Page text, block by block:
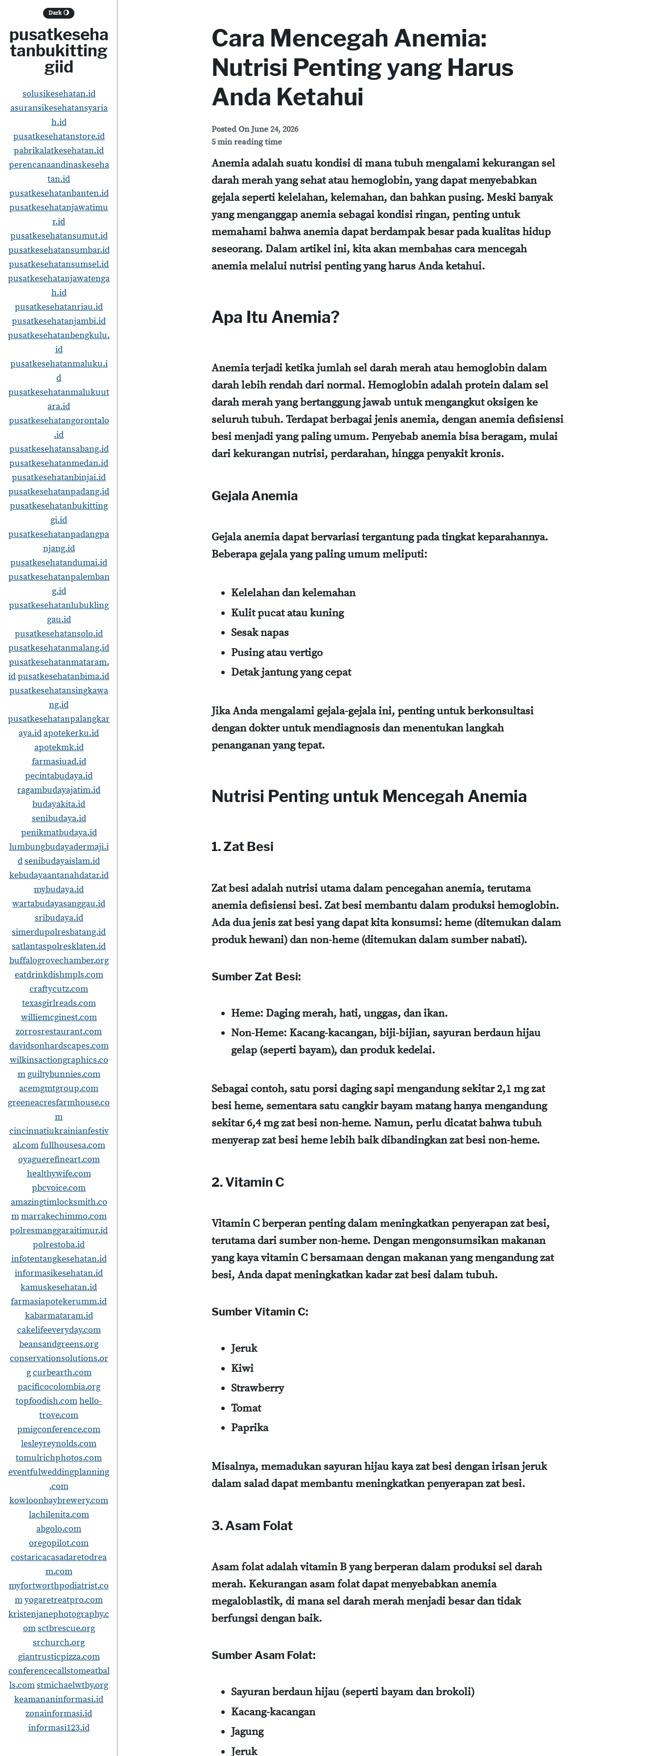
Dark 🌖
pusatkeseha
tanbukitting
giid
solusikesehatan.id
asuransikesehatansyaria
h.id
pusatkesehatanstore.id
pabrikalatkesehatan.id
perencanaandinaskeseha
tan.id
pusatkesehatanbanten.id
pusatkesehatanjawatimu
r.id
pusatkesehatansumut.id
pusatkesehatansumbar.id
pusatkesehatansumsel.id
pusatkesehatanjawatenga
h.id
pusatkesehatanriau.id
pusatkesehatanjambi.id
pusatkesehatanbengkulu.
id
pusatkesehatanmaluku.i
d
pusatkesehatanmalukuut
ara.id
pusatkesehatangorontalo
.id
pusatkesehatansabang.id
pusatkesehatanmedan.id
pusatkesehatanbinjai.id
pusatkesehatanpadang.id
pusatkesehatanbukitting
gi.id
pusatkesehatanpadangpa
njang.id
pusatkesehatandumai.id
pusatkesehatanpalemban
g.id
pusatkesehatanlubukling
gau.id
pusatkesehatansolo.id
pusatkesehatanmalang.id
pusatkesehatanmataram.
idpusatkesehatanbima.id
pusatkesehatansingkawa
ng.id
pusatkesehatanpalangkar
aya.id apotekerku.id
apotekmk.id
farmasiuad.id
pecintabudaya.id
ragambudayajatim.id
budayakita.id
senibudaya.id
penikmatbudaya.id
lumbungbudayadermaji.i
dsenibudayaislam.id
kebudayaantanahdatar.id
mybudaya.id
wartabudayasanggau.id
sribudaya.id
simerdupolresbatang.id
satlantaspolresklaten.id
buffalogrovechamber.org
eatdrinkdishmpls.com
craftycutz.com
texasgirlreads.com
williemcginest.com
zorrosrestaurant.com
davidsonhardscapes.com
wilkinsactiongraphics.co
m guiltybunnies.com
acemgmtgroup.com
greeneacresfarmhouse.co
m
cincinnatiukrainianfestiv
al.comfullhousesa.com
oyaguerefineart.com
healthywife.com
pbcvoice.com
amazingtimlocksmith.co
mmarrakechimmo.com
polresmanggaraitimur.id
polrestoba.id
infotentangkesehatan.id
informasikesehatan.id
kamuskesehatan.id
farmasiapotekerumm.id
kabarmataram.id
cakelifeeveryday.com
beansandgreens.org
conservationsolutions.or
gcurbearth.com
pacificocolombia.org
topfoodish.comhello-
trove.com
pmigconference.com
lesleyreynolds.com
tomulrichphotos.com
eventfulweddingplanning
.com
kowloonbaybrewery.com
lachilenita.com
abgolo.com
oregopilot.com
costaricacasadaretodrea
m.com
myfortworthpodiatrist.co
myogaretreatpro.com
kristenjanephotography.c
omsctbrescue.org
srchurch.org
giantrusticpizza.com
conferencecallstomeatbal
ls.comstmichaelwtby.org
keamananinformasi.id
zonainformasi.id
informasi123.id
Cara Mencegah Anemia:
Nutrisi Penting yang Harus
Anda Ketahui
Posted OnJune 24, 2026
5 min reading time
Anemia adalah suatu kondisi di mana tubuh mengalami kekurangan sel
darah merah yang sehat atau hemoglobin, yang dapat menyebabkan
gejala seperti kelelahan, kelemahan, dan bahkan pusing. Meski banyak
yang menganggap anemia sebagai kondisi ringan, penting untuk
memahami bahwa anemia dapat berdampak besar pada kualitas hidup
seseorang. Dalam artikel ini, kita akan membahas cara mencegah
anemia melalui nutrisi penting yang harus Anda ketahui.
Apa Itu Anemia?
Anemia terjadi ketika jumlah sel darah merah atau hemoglobin dalam
darah lebih rendah dari normal. Hemoglobin adalah protein dalam sel
darah merah yang bertanggung jawab untuk mengangkut oksigen ke
seluruh tubuh. Terdapat berbagai jenis anemia, dengan anemia defisiensi
besi menjadi yang paling umum. Penyebab anemia bisa beragam, mulai
dari kekurangan nutrisi, perdarahan, hingga penyakit kronis.
Gejala Anemia
Gejala anemia dapat bervariasi tergantung pada tingkat keparahannya.
Beberapa gejala yang paling umum meliputi:
Kelelahan dan kelemahan
Kulit pucat atau kuning
Sesak napas
Pusing atau vertigo
Detak jantung yang cepat
Jika Anda mengalami gejala-gejala ini, penting untuk berkonsultasi
dengan dokter untuk mendiagnosis dan menentukan langkah
penanganan yang tepat.
Nutrisi Penting untuk Mencegah Anemia
1. Zat Besi
Zat besi adalah nutrisi utama dalam pencegahan anemia, terutama
anemia defisiensi besi. Zat besi membantu dalam produksi hemoglobin.
Ada dua jenis zat besi yang dapat kita konsumsi: heme (ditemukan dalam
produk hewani) dan non-heme (ditemukan dalam sumber nabati).
Sumber Zat Besi:
Heme: Daging merah, hati, unggas, dan ikan.
Non-Heme: Kacang-kacangan, biji-bijian, sayuran berdaun hijau
gelap (seperti bayam), dan produk kedelai.
Sebagai contoh, satu porsi daging sapi mengandung sekitar 2,1 mg zat
besi heme, sementara satu cangkir bayam matang hanya mengandung
sekitar 6,4 mg zat besi non-heme. Namun, perlu dicatat bahwa tubuh
menyerap zat besi heme lebih baik dibandingkan zat besi non-heme.
2. Vitamin C
Vitamin C berperan penting dalam meningkatkan penyerapan zat besi,
terutama dari sumber non-heme. Dengan mengonsumsikan makanan
yang kaya vitamin C bersamaan dengan makanan yang mengandung zat
besi, Anda dapat meningkatkan kadar zat besi dalam tubuh.
Sumber Vitamin C:
Jeruk
Kiwi
Strawberry
Tomat
Paprika
Misalnya, memadukan sayuran hijau kaya zat besi dengan irisan jeruk
dalam salad dapat membantu meningkatkan penyerapan zat besi.
3. Asam Folat
Asam folat adalah vitamin B yang berperan dalam produksi sel darah
merah. Kekurangan asam folat dapat menyebabkan anemia
megaloblastik, di mana sel darah merah menjadi besar dan tidak
berfungsi dengan baik.
Sumber Asam Folat:
Sayuran berdaun hijau (seperti bayam dan brokoli)
Kacang-kacangan
Jagung
Jeruk